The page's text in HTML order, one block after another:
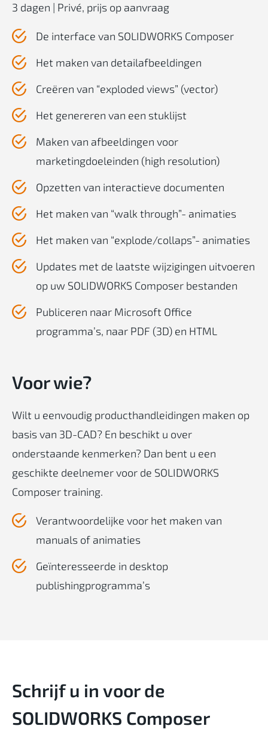
3 dagen | Privé, prijs op aanvraag
De interface van SOLIDWORKS Composer
Het maken van detailafbeeldingen
Creëren van “exploded views” (vector)
Het genereren van een stuklijst
Maken van afbeeldingen voor
marketingdoeleinden (high resolution)
Opzetten van interactieve documenten
Het maken van “walk through”- animaties
Het maken van “explode/collaps”- animaties
Updates met de laatste wijzigingen uitvoeren
op uw SOLIDWORKS Composer bestanden
Publiceren naar Microsoft Office
programma’s, naar PDF (3D) en HTML
Voorwie?
Wilt u eenvoudig producthandleidingen maken op
basis van 3D-CAD? En beschikt u over
onderstaande kenmerken? Dan bent u een
geschikte deelnemer voor de SOLIDWORKS
Composer training.
Verantwoordelijke voor het maken van
manuals of animaties
Geïnteresseerde in desktop
publishingprogramma’s
Schrijf u in voor de
SOLIDWORKS Composer